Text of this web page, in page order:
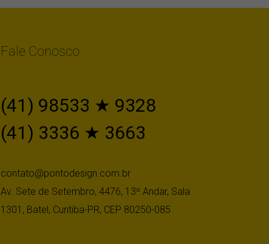
Fale Conosco
(41) 98533 ★ 9328
(41) 3336 ★ 3663
contato@pontodesign.com.br
Av. Sete de Setembro, 4476, 13º Andar, Sala
1301, Batel, Curitiba-PR, CEP 80250-085